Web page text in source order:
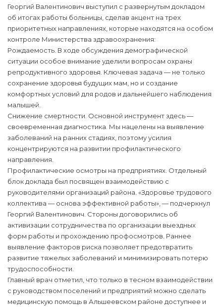
Георгий Валентинович выступил с развернутым докладом
об итогах работы больницы, сделав акцент на трех
приоритетных направлениях, которые находятся на особом
контроле Министерства здравоохранения:
Рождаемость. В ходе обсуждения демографической
ситуации особое внимание уделили вопросам охраны
репродуктивного здоровья. Ключевая задача — не только
сохранение здоровья будущих мам, но и создание
комфортных условий для родов и дальнейшего наблюдения
малышей.
Снижение смертности. Основной инструмент здесь —
своевременная диагностика. Мы нацелены на выявление
заболеваний на ранних стадиях, поэтому усилия
концентрируются на развитии профилактического
направления.
Профилактические осмотры на предприятиях. Отдельный
блок доклада был посвящен взаимодействию с
руководителями организаций района. «Здоровье трудового
коллектива — основа эффективной работы», — подчеркнул
Георгий Валентинович. Стороны договорились об
активизации сотрудничества по организации выездных
форм работы и прохождению профосмотров. Раннее
выявление факторов риска позволяет предотвратить
развитие тяжелых заболеваний и минимизировать потерю
трудоспособности.
Главный врач отметил, что только в тесном взаимодействии
с руководством поселений и предприятий можно сделать
медицинскую помощь в Альшеевском районе доступнее и